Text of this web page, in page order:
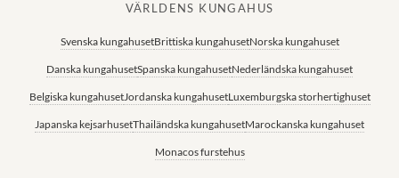
VÄRLDENS KUNGAHUS
Svenska kungahusetBrittiska kungahusetNorska kungahuset
Danska kungahusetSpanska kungahusetNederländska kungahuset
Belgiska kungahusetJordanska kungahusetLuxemburgska storhertighuset
Japanska kejsarhusetThailändska kungahusetMarockanska kungahuset
Monacos furstehus